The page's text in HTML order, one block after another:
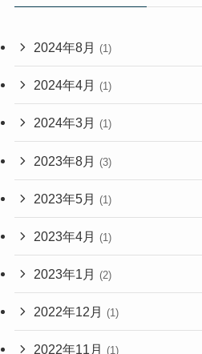
2024年8月 (1)
2024年4月 (1)
2024年3月 (1)
2023年8月 (3)
2023年5月 (1)
2023年4月 (1)
2023年1月 (2)
2022年12月 (1)
2022年11月 (1)